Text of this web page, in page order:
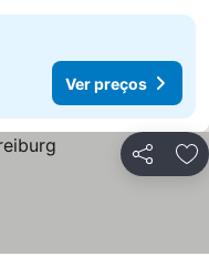
Ver preços
Partilhar